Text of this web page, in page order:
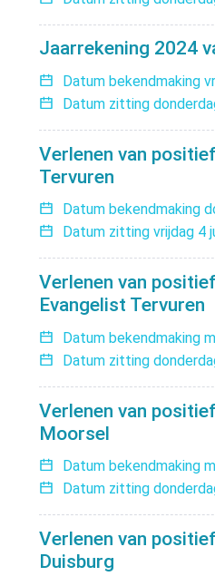
Jaarrekening 2024
Datum bekendmaking
Datum zitting
Verlenen van
Tervuren
Datum bekendmaking
Datum zitting vrijdag 4
Verlenen van
Evangelist Tervuren
Datum bekendmaking
Datum zitting
Verlenen van
Moorsel
Datum bekendmaking
Datum zitting
Verlenen van
Duisburg